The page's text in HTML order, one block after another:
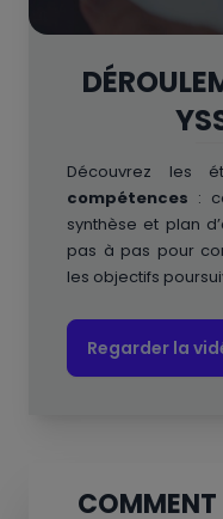
Découvrez les
compétences :
synthèse et plan
pas à pas pour
les objectifs
Regarder la
COMMENT